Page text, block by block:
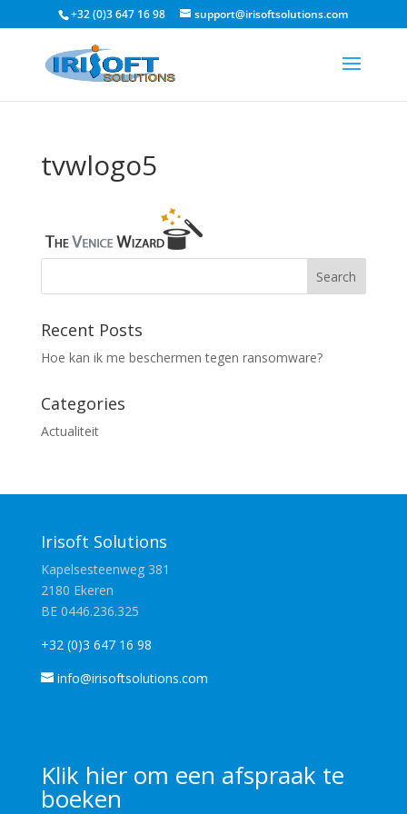
+32 (0)3 647 16 98 support@irisoftsolutions.com
tvwlogo5
Recent Posts
Hoe kan ik me beschermen tegen ransomware?
Categories
Actualiteit
Irisoft Solutions
Kapelsesteenweg 381
2180 Ekeren
BE 0446.236.325
+32 (0)3 647 16 98
info@irisoftsolutions.com
Klik hierom een afspraak te
boeken